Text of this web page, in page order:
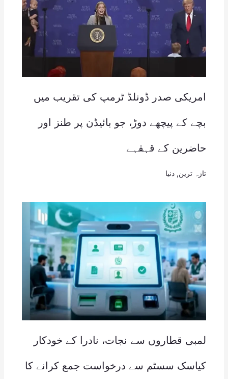
امریکی صدر ڈونلڈ ٹرمپ کی تقریب میں
بچے کے پیچھے دوڑ، جو بائیڈن پر طنز اور
حاضرین کے قہقہے
تازہ ترین دنیا
لمبی قطاروں سے نجات، نادرا کے خودکار
کیاسک سسٹم سے درخواست جمع کرانے کا